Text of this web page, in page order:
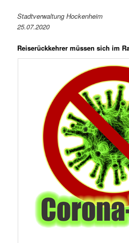
Stadtverwaltung Hockenheim
25.07.2020
Reiserückkehrer müssen sich im